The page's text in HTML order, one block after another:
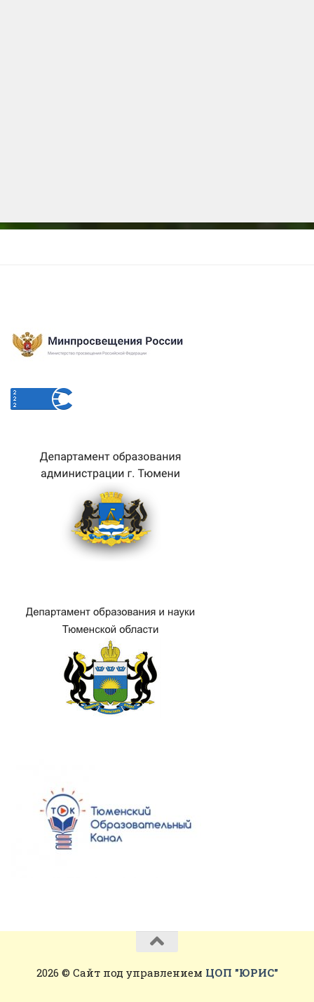
2026 © Сайт под управлением ЦОП "ЮРИС"